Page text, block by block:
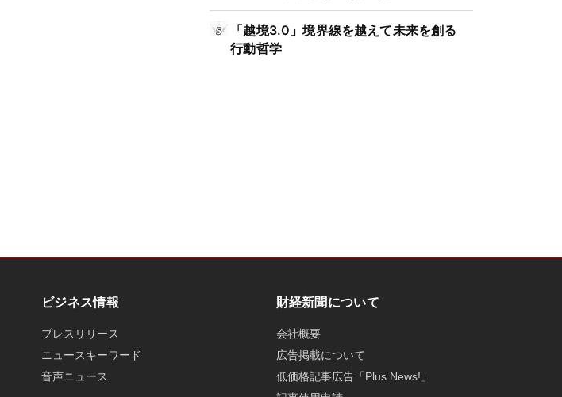
「越境3.0」境界線を越えて未来を創る
行動哲学
ビジネス情報
プレスリリース
ニュースキーワード
音声ニュース
財経新聞について
会社概要
広告掲載について
低価格記事広告「Plus News!」